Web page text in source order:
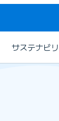
サステナビ